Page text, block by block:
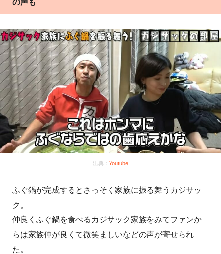
の声も
出典： Youtube
ふぐ鍋が完成するとさっそく家族に振る舞うカジサッ
ク。
仲良くふぐ鍋を食べるカジサック家族をみてファンか
らは家族仲が良くて微笑ましいなどの声が寄せられ
た。